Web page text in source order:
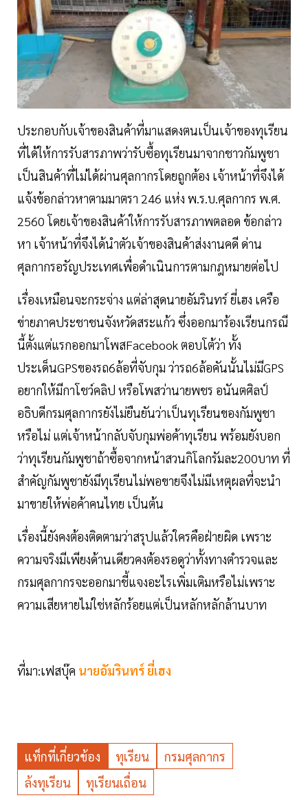
ประกอบกับเจ้าของสินค้าที่มาแสดงตนเป็นเจ้าของทุเรียน
ที่ได้ให้การรับสารภาพว่ารับซื้อทุเรียนมาจากชาวกัมพูชา
เป็นสินค้าที่ไม่ได้ผ่านศุลกากรโดยถูกต้อง เจ้าหน้าที่จึงได้
แจ้งข้อกล่าวหาตามมาตรา 246 แห่ง พ.ร.บ.ศุลกากร พ.ศ.
2560 โดยเจ้าของสินค้าให้การรับสารภาพตลอด ข้อกล่าว
หา เจ้าหน้าที่จึงได้นำตัวเจ้าของสินค้าส่งงานคดี ด่าน
ศุลกากรอรัญประเทศเพื่อดำเนินการตามกฎหมายต่อไป
เรื่องเหมือนจะกระจ่าง แต่ล่าสุดนายอัมรินทร์ ยี่เฮง เครือ
ข่ายภาคประชาชนจังหวัดสระแก้ว ซึ่งออกมาร้องเรียนกรณี
นี้ตั้งแต่แรกออกมาโพสFacebook ตอบโต้ว่า ทั้ง
ประเด็นGPSของรถ6ล้อที่จับกุม ว่ารถ6ล้อคันนั้นไม่มีGPS
อยากให้มีกาโชว์คลิป หรือโพสว่านายพชร อนันตศิลป์
อธิบดีกรมศุลกากรยังไม่ยืนยันว่าเป็นทุเรียนของกัมพูชา
หรือไม่ แต่เจ้าหน้ากลับจับกุมพ่อค้าทุเรียน พร้อมยังบอก
ว่าทุเรียนกัมพูชาถ้าซื้อจากหน้าสวนกิโลกรัมละ200บาท ที่
สำคัญกัมพูชายังมีทุเรียนไม่พอขายจึงไม่มีเหตุผลที่จะนำ
มาขายให้พ่อค้าคนไทย เป็นต้น
เรื่องนี้ยังคงต้องติดตามว่าสรุปแล้วใครคือฝ่ายผิด เพราะ
ความจริงมีเพียงด้านเดียวคงต้องรอดูว่าทั้งทางตำรวจและ
กรมศุลกากรจะออกมาชี้แจงอะไรเพิ่มเติมหรือไม่เพราะ
ความเสียหายไม่ใช่หลักร้อยแต่เป็นหลักหลักล้านบาท
ที่มา:เฟสบุ๊ค นายอัมรินทร์ ยี่เฮง
แท็กที่เกี่ยวข้อง ทุเรียน
กรมศุลกากร
ล้งทุเรียน
ทุเรียนเถื่อน